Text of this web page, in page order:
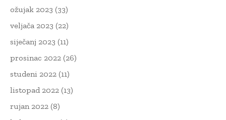
ožujak 2023 (33)
veljača 2023 (22)
siječanj 2023 (11)
prosinac 2022 (26)
studeni 2022 (11)
listopad 2022 (13)
rujan 2022 (8)